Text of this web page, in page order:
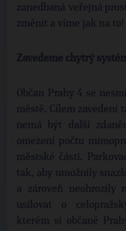
zanedbaná veřejná
změnit a víme jak na to!
Zavedeme chytrý
Občan Prahy 4 se
městě. Cílem zavedení
nemá být další
omezení počtu
městské části.
tak, aby umožnily
a zároveň neohrozily
usilovat o
kterém si občané